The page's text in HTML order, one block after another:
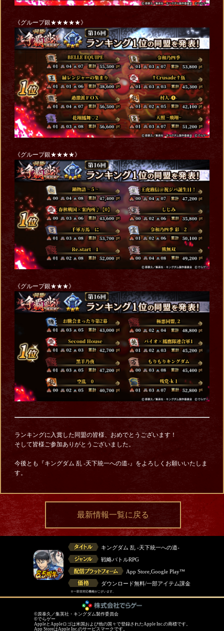
《グループ銀★★★★★》
《グループ銀★★★★》
《グループ銀★★★》
ランキングに入賞した同盟の皆様、おめでとうございます！
そして皆様ご参加ありがとうございました。
今後とも『キングダム 乱 -天下統一への道-』をよろしくお願いいたしま
す。
最新情報一覧に戻る
キングダム 乱 -天下統一への道-
戦略バトルRPG
App Store,Google Play™
ダウンロード無料/一部アイテム課金
※一部非対応機種がございます。
©原泰久／集英社・キングダム製作委員会
©でらゲー
AppleとAppleロゴは米国および他の国々で登録されたApple Inc.の商標です。
App StoreはApple Inc.のサービスマークです。